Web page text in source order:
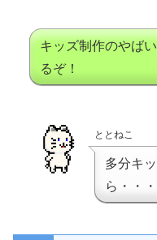
キッズ制作のやば
るぞ！
ととねこ
多分キ
ら・・・